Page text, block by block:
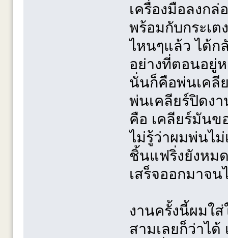
เครื่องมือลงกล่
พร้อมกับกระเ
ไหนๆแล้ว ได้ก
อย่างที่ตอนอยู่
นั่นก็คือพ่นเคลี
พ่นเคลียร์ปิดงา
คือ เคลียร์มันข
ไม่รู้ว่าผมพ่นไ
ชิ้นแฟริ่งยังหม
เสร็จออกมาจน
งานครั้งนี้ผมใ
สามเลยก็ว่าได้